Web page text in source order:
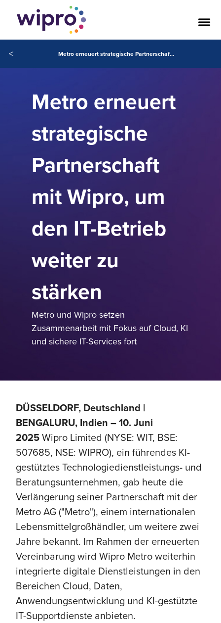
< Metro erneuert strategische Partnerschaft mit Wipro, um den IT-Betrieb weiter zu stärken
Metro erneuert
strategische
Partnerschaft
mit Wipro, um
den IT-Betrieb
weiter zu
stärken
Metro und Wipro setzen
Zusammenarbeit mit Fokus auf Cloud, KI
und sichere IT-Services fort
DÜSSELDORF, Deutschland |
BENGALURU, Indien – 10. Juni
2025Wipro Limited (NYSE: WIT, BSE:
507685, NSE: WIPRO), ein führendes KI-
gestütztes Technologiedienstleistungs- und
Beratungsunternehmen, gab heute die
Verlängerung seiner Partnerschaft mit der
Metro AG ("Metro"), einem internationalen
Lebensmittelgroßhändler, um weitere zwei
Jahre bekannt. Im Rahmen der erneuerten
Vereinbarung wird Wipro Metro weiterhin
integrierte digitale Dienstleistungen in den
Bereichen Cloud, Daten,
Anwendungsentwicklung und KI-gestützte
IT-Supportdienste anbieten.